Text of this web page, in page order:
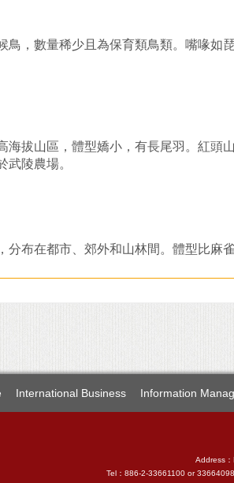
鳥，數量稀少且為保育類鳥類。嘴喙如
海拔山區，體型嬌小，有長尾羽。紅頭
武陵農場。
分布在都市、郊外和山林間。體型比麻
International Business Information
Address
Tel：886-2-33661100 or